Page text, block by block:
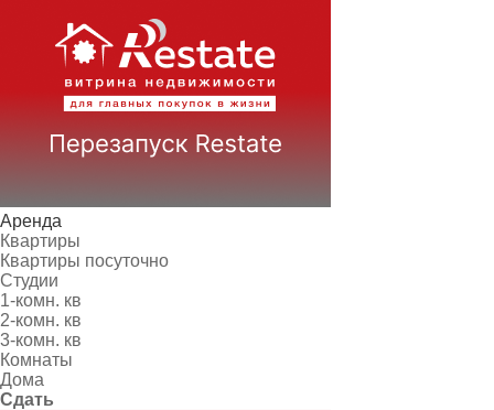
Аренда
Квартиры
Квартиры посуточно
Студии
1-комн. кв
2-комн. кв
3-комн. кв
Комнаты
Дома
Сдать